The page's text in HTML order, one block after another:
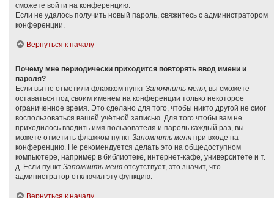
сможете войти на конференцию.
Если не удалось получить новый пароль, свяжитесь с администратором
конференции.
Вернуться к началу
Почему мне периодически приходится повторять ввод имени и
пароля?
Если вы не отметили флажком пункт Запомнить меня, вы сможете
оставаться под своим именем на конференции только некоторое
ограниченное время. Это сделано для того, чтобы никто другой не смог
воспользоваться вашей учётной записью. Для того чтобы вам не
приходилось вводить имя пользователя и пароль каждый раз, вы
можете отметить флажком пункт Запомнить меня при входе на
конференцию. Не рекомендуется делать это на общедоступном
компьютере, например в библиотеке, интернет-кафе, университете и т.
д. Если пункт Запомнить меня отсутствует, это значит, что
администратор отключил эту функцию.
Вернуться к началу